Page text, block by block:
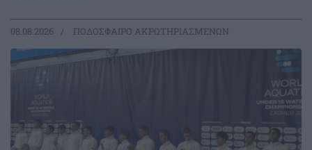
08.08.2026 ΠΟΔΟΣΦΑΙΡΟ ΑΚΡΩΤΗΡΙΑΣΜΕΝΩΝ